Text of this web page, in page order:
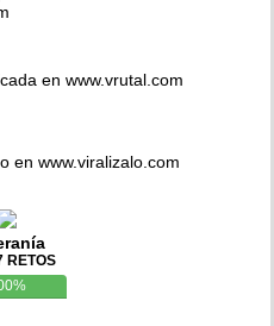
en www.vrutal.com
en www.viralizalo.com
RETOS